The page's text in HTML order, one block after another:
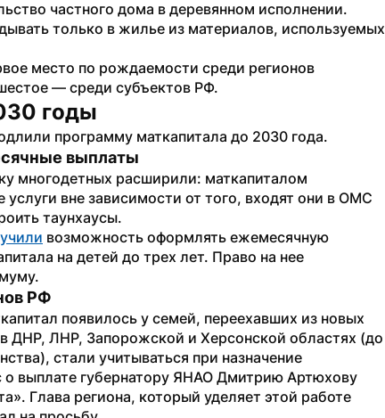
частного дома в деревянном исполнении.
только в жилье из материалов, используемых
место по рождаемости среди регионов
— среди субъектов РФ.
годы
программу маткапитала до 2030 года.
выплаты
многодетных расширили: маткапиталом
услуги вне зависимости от того, входят они в ОМС
таунхаусы.
возможность оформлять ежемесячную
на детей до трех лет. Право на нее
РФ
появилось у семей, переехавших из новых
ДНР, ЛНР, Запорожской и Херсонской областях (до
стали учитываться при назначение
Глава региона, который уделяет этой работе